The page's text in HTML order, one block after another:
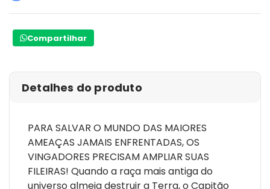
Compartilhar
Detalhes do produto
PARA SALVAR O MUNDO DAS MAIORES
AMEAÇAS JAMAIS ENFRENTADAS, OS
VINGADORES PRECISAM AMPLIAR SUAS
FILEIRAS! Quando a raça mais antiga do
universo almeja destruir a Terra, o Capitão